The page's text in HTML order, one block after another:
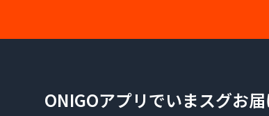
ONIGOアプリでいまスグお